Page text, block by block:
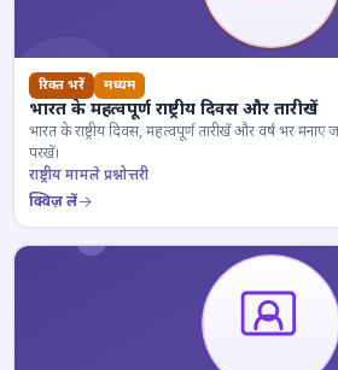
रिक्त भरें मध्यम
भारत के महत्वपूर्ण राष्ट्रीय दिवस और तारीखें
भारत के राष्ट्रीय दिवस, महत्वपूर्ण तारीखें और वर्ष भर
परखें।
राष्ट्रीय मामले प्रश्नोत्तरी
क्विज़ लें